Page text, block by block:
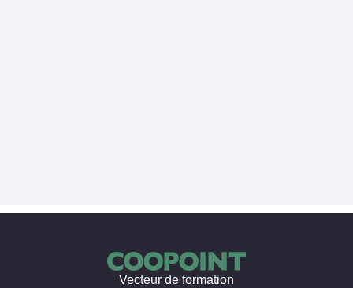
Vecteur de formation